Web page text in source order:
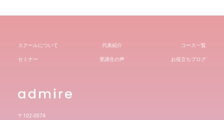
スクールについて 代表紹介
コース一覧
セミナー
受講生の声 お役立ちブログ
〒102-0074